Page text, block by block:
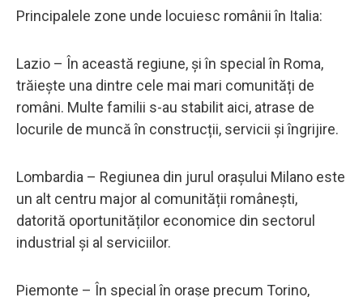
Principalele zone unde locuiesc românii în Italia:
Lazio – În această regiune, și în special în Roma,
trăiește una dintre cele mai mari comunități de
români. Multe familii s-au stabilit aici, atrase de
locurile de muncă în construcții, servicii și îngrijire.
Lombardia – Regiunea din jurul orașului Milano este
un alt centru major al comunității românești,
datorită oportunităților economice din sectorul
industrial și al serviciilor.
Piemonte – În special în orașe precum Torino,